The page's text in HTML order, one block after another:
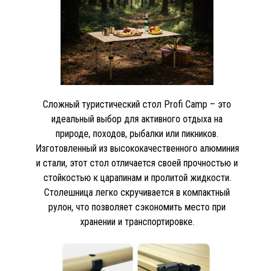
Сложный туристический стол Profi Camp – это
идеальный выбор для активного отдыха на
природе, походов, рыбалки или пикников.
Изготовленный из высококачественного алюминия
и стали, этот стол отличается своей прочностью и
стойкостью к царапинам и пролитой жидкости.
Столешница легко скручивается в компактный
рулон, что позволяет сэкономить место при
хранении и транспортировке.